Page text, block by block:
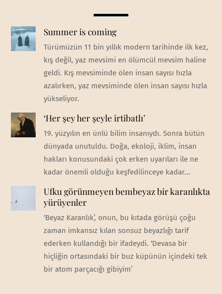
Summer is coming
Türümüzün 11 bin yıllık modern tarihinde ilk kez,
kış değil, yaz mevsimi en ölümcül mevsim haline
geldi. Kış mevsiminde ölen insan sayısı hızla
azalırken, yaz mevsiminde ölen insan sayısı hızla
yükseliyor.
‘Her şey her şeyle irtibatlı’
19. yüzyılın en ünlü bilim insanıydı. Sonra bütün
dünyada unutuldu. Doğa, ekoloji, iklim, insan
hakları konusundaki çok erken uyarıları ile ne
kadar önemli olduğu keşfedilinceye kadar...
Ufku görünmeyen bembeyaz bir karanlıkta
yürüyenler
‘Beyaz Karanlık’, onun, bu kıtada görüşü çoğu
zaman imkansız kılan sonsuz beyazlığı tarif
ederken kullandığı bir ifadeydi. ‘Devasa bir
hiçliğin ortasındaki bir buz küpünün içindeki tek
bir atom parçacığı gibiyim’